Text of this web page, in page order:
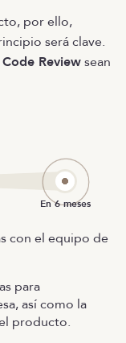
por ello,
será clave.
Reviewsean
con el equipo de
para
así como la
producto.